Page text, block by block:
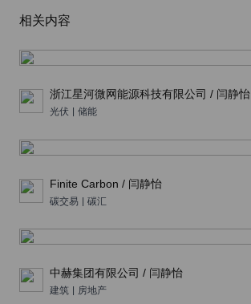
相关内容
浙江星河微网能源科技有限公司 / 闫静怡
光伏 储能
Finite Carbon / 闫静怡
碳交易 | 碳汇
中赫集团有限公司 / 闫静怡
建筑 房地产